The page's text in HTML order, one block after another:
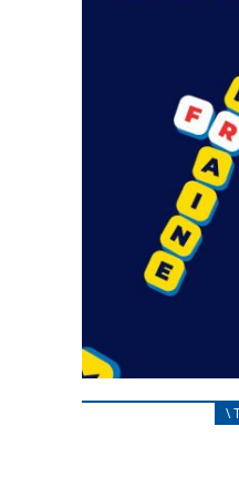
CARNET
\